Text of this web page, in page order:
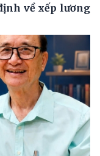
về xếp lương